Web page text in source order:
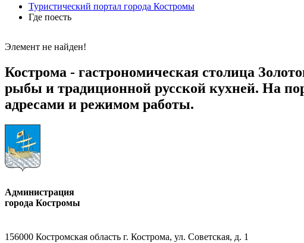
Туристический портал города Костромы
Где поесть
Элемент не найден!
Кострома - гастрономическая столица
рыбы и традиционной русской кухней. На
адресами и режимом работы.
Администрация
города Костромы
156000 Костромская область г. Кострома, ул. Советская, д. 1